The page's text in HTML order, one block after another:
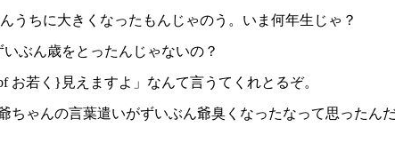
うちに大きくなったもんじゃのう。いま何年生じゃ？
ぶん歳をとったんじゃないの？
若く}見えますよ」なんて言うてくれとるぞ。
ゃんの言葉遣いがずいぶん爺臭くなったなって思ったんだ